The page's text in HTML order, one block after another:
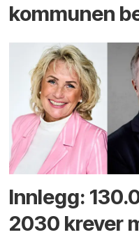
kommunen
Innlegg:
2030 krever